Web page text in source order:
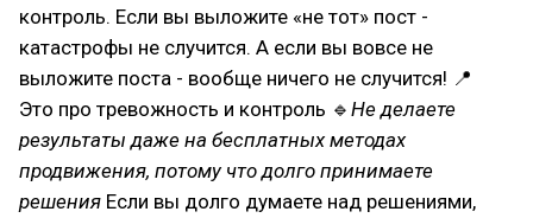
контроль. Если вы выложите «не тот» пост -
катастрофы не случится. А если вы вовсе не
выложите поста - вообще ничего не случится! 📍
Это про тревожность и контроль 🔹 Не делаете
результаты даже на бесплатных методах
продвижения, потому что долго принимаете
решения Если вы долго думаете над решениями,